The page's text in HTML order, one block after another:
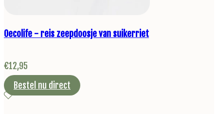
Oecolife - reis zeepdoosje van suikerriet
€12,95
Bestel nu direct